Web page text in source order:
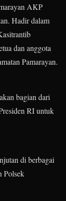
AKP
Hadir dalam
dan anggota
Pamarayan.
bagian dari
RI untuk
di berbagai
Polsek